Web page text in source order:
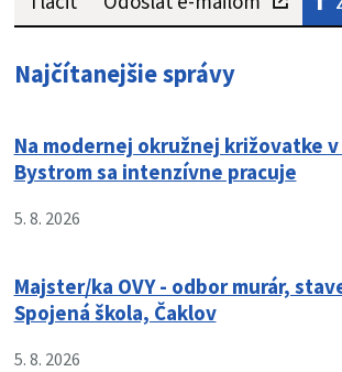
Najčítanejšie správy
Na modernej okružnej križovatke v
Bystrom sa intenzívne pracuje
5. 8. 2026
Majster/ka OVY - odbor murár,
Spojená škola, Čaklov
5. 8. 2026